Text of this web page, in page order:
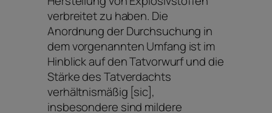
verbreitet zu haben. Die
Anordnung der Durchsuchung in
dem vorgenannten Umfang ist im
Hinblick auf den Tatvorwurf und die
Stärke des Tatverdachts
verhältnismäßig [sic],
insbesondere sind mildere